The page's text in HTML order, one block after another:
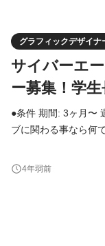
グラフィックデザイ
サイバーエ
ー募集！学
●条件 期間: 3ヶ月〜 週2日以上(応
ブに関わる事なら何
としてスキルアッ
つ、チームでの働き
4年弱前